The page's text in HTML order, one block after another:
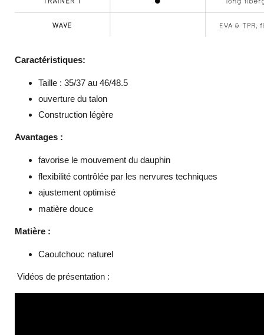
Caractéristiques:
Taille : 35/37 au 46/48.5
ouverture du talon
Construction légère
Avantages :
favorise le mouvement du dauphin
flexibilité contrôlée par les nervures techniques
ajustement optimisé
matière douce
Matière :
Caoutchouc naturel
Vidéos de présentation :